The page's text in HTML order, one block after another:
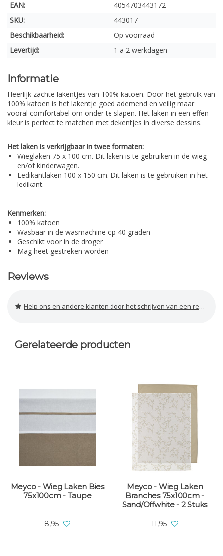
EAN:
4054703443172
SKU:
443017
Beschikbaarheid:
Op voorraad
Levertijd:
1 a 2 werkdagen
Informatie
Heerlijk zachte lakentjes van 100% katoen. Door het gebruik van
100% katoen is het lakentje goed ademend en veilig maar
vooral comfortabel om onder te slapen. Het laken in een effen
kleur is perfect te matchen met dekentjes in diverse dessins.
Het laken is verkrijgbaar in twee formaten:
Wieglaken 75 x 100 cm. Dit laken is te gebruiken in de wieg
en/of kinderwagen.
Ledikantlaken 100 x 150 cm. Dit laken is te gebruiken in het
ledikant.
Kenmerken:
100% katoen
Wasbaar in de wasmachine op 40 graden
Geschikt voor in de droger
Mag heet gestreken worden
Reviews
Help ons en andere klanten door het schrijven van een review
Gerelateerde producten
Meyco - Wieg Laken Bies
75x100cm - Taupe
8,95
Meyco - Wieg Laken
Branches 75x100cm -
Sand/Offwhite - 2 Stuks
11,95